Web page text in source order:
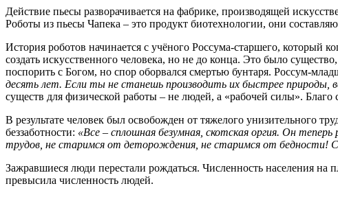
Действие пьесы разворачивается на фабрике, производящей
Роботы из пьесы Чапека – это продукт биотехнологии, они
История роботов начинается с учёного Россума-старшего, который
создать искусственного человека, но не до конца. Это было
поспорить с Богом, но спор оборвался смертью бунтаря. Россум-
десять лет. Если ты не станешь производить их быстрее природы,
существ для физической работы – не людей, а «рабочей силы».
В результате человек был освобожден от тяжелого унизительного
беззаботности: «Все – сплошная безумная, скотская оргия. Он
трудов, не старимся от деторождения, не старимся от бедности!
Зажравшиеся люди перестали рождаться. Численность населения на
превысила численность людей.